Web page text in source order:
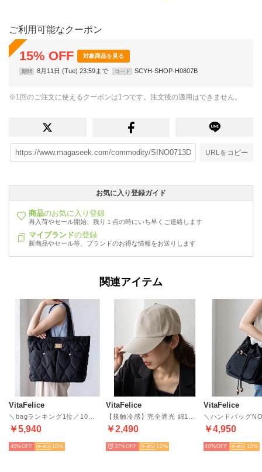
ご利用可能なクーポン
15% OFF 対象商品を見る
期間 8月11日 (Tue) 23:59まで コード SCYH-SHOP-H0807B
※1回のご注文に使えるクーポンは1つです。注文後の適用はできません。
URLをコピー
お気に入り登録ガイド
商品のお気に入り登録
再入荷やセール開始、残り１点の時にいち早くご連絡します
マイブランドの登録
新商品やセール等、ブランドのお得な情報をお送りします
関連アイテム
VitaFelice
￥5,940
40% 10
VitaFelice
￥2,490
37% 10
VitaFelice
￥4,950
40% 10